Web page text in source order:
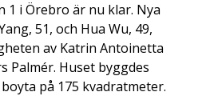
1 i Örebro är nu klar. Nya
51, och Hua Wu, 49,
av Katrin Antoinetta
Palmér. Huset byggdes
på 175 kvadratmeter.